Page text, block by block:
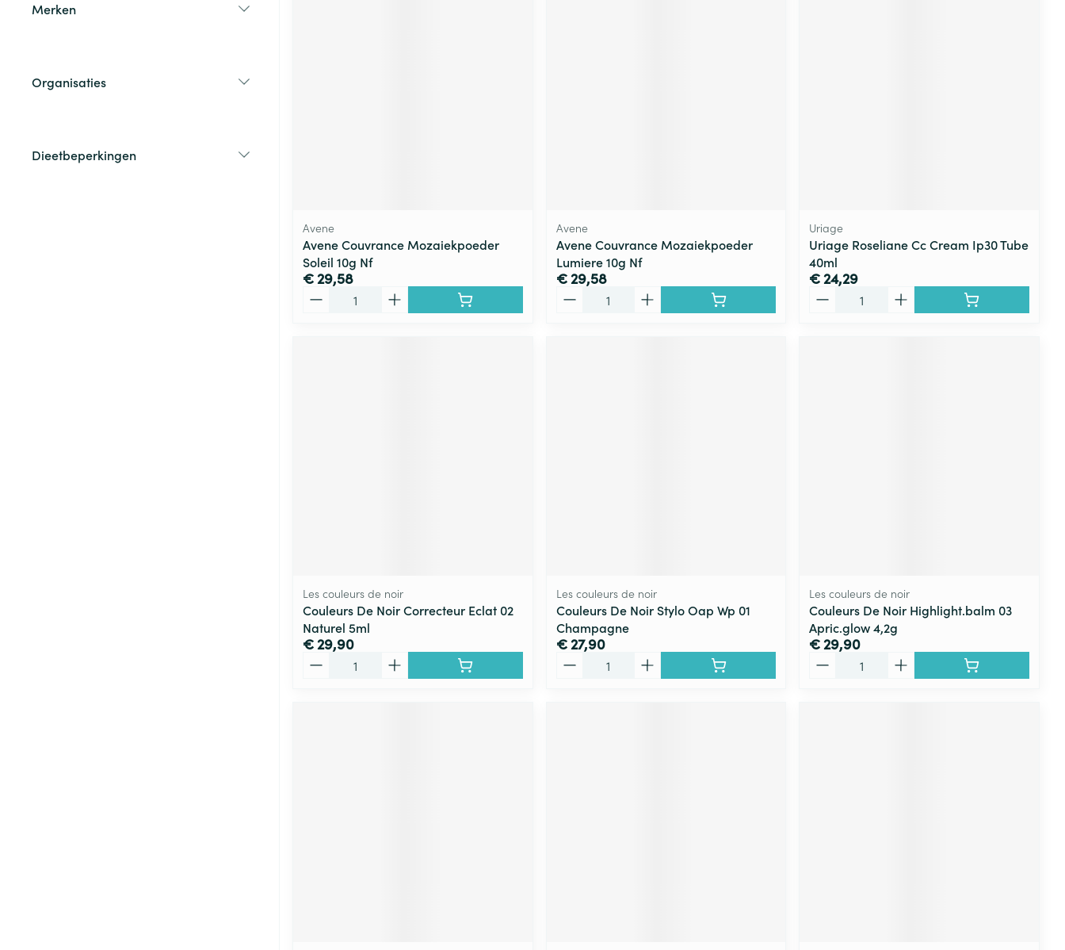
Merken
Organisaties
Dieetbeperkingen
Avene
Avene Couvrance Mozaiekpoeder
Soleil 10g Nf
€ 29,58
Avene
Avene Couvrance Mozaiekpoeder
Lumiere 10g Nf
€ 29,58
Uriage
Uriage Roseliane Cc Cream Ip30 Tube
40ml
€ 24,29
Les couleurs de noir
Couleurs De Noir Correcteur Eclat 02
Naturel 5ml
€ 29,90
Les couleurs de noir
Couleurs De Noir Stylo Oap Wp 01
Champagne
€ 27,90
Les couleurs de noir
Couleurs De Noir Highlight.balm 03
Apric.glow 4,2g
€ 29,90